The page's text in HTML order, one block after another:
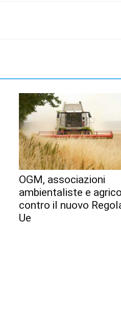
OGM, associazioni
ambientaliste e
contro il nuovo
Ue